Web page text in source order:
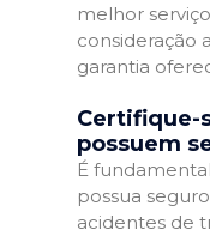
melhor
consideração
garantia
Certifique-
possuem
É
possua
acidentes de